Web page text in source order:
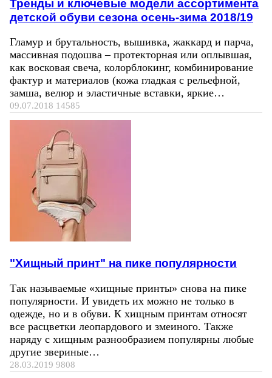
Тренды и ключевые модели ассортимента
детской обуви сезона осень-зима 2018/19
Гламур и брутальность, вышивка, жаккард и парча,
массивная подошва – протекторная или оплывшая,
как восковая свеча, колорблокинг, комбинирование
фактур и материалов (кожа гладкая с рельефной,
замша, велюр и эластичные вставки, яркие…
09.07.2018 14585
"Хищный принт" на пике популярности
Так называемые «хищные принты» снова на пике
популярности. И увидеть их можно не только в
одежде, но и в обуви. К хищным принтам относят
все расцветки леопардового и змеиного. Также
наряду с хищным разнообразием популярны любые
другие звериные…
28.03.2019 9808